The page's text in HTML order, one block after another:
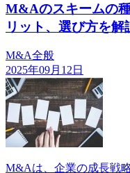
M&Aのスキームの
リット、選び方を解
M&A全般
2025年09月12日
M&Aは、企業の成長戦